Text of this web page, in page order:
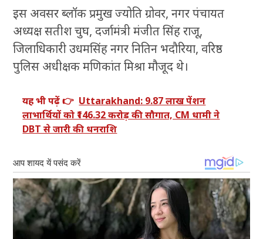
इस अवसर ब्लॉक प्रमुख ज्योति ग्रोवर, नगर पंचायत
अध्यक्ष सतीश चुघ, दर्जामंत्री मंजीत सिंह राजू,
जिलाधिकारी उधमसिंह नगर नितिन भदौरिया, वरिष्ठ
पुलिस अधीक्षक मणिकांत मिश्रा मौजूद थे।
यह भी पढ़ें 👉 Uttarakhand: 9.87 लाख पेंशन
लाभार्थियों को ₹146.32 करोड़ की सौगात, CM धामी ने
DBT से जारी की धनराशि